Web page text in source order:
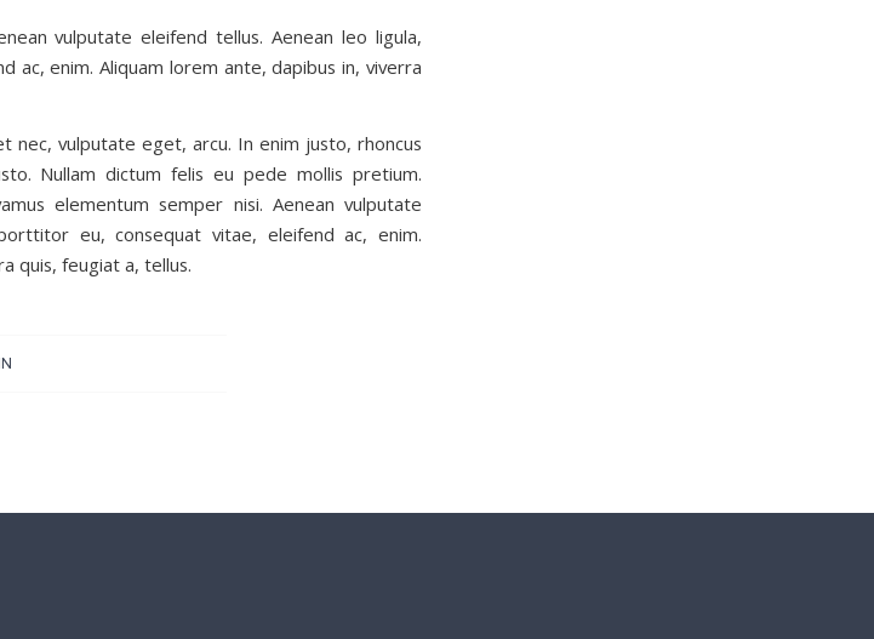
vulputate eleifend tellus. Aenean leo ligula,
ac, enim. Aliquam lorem ante, dapibus in, viverra
nec, vulputate eget, arcu. In enim justo, rhoncus
Nullam dictum felis eu pede mollis pretium.
elementum semper nisi. Aenean vulputate
eu, consequat vitae, eleifend ac, enim.
quis, feugiat a, tellus.